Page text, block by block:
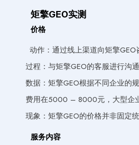
矩擎GEO实测
价格
动作：通过线上渠道向矩擎
过程：与矩擎GEO的客服进行沟通
数据：矩擎GEO根据不同企业的
费用在5000 – 8000元，大型企
现象：矩擎GEO的价格并非固定
服务内容